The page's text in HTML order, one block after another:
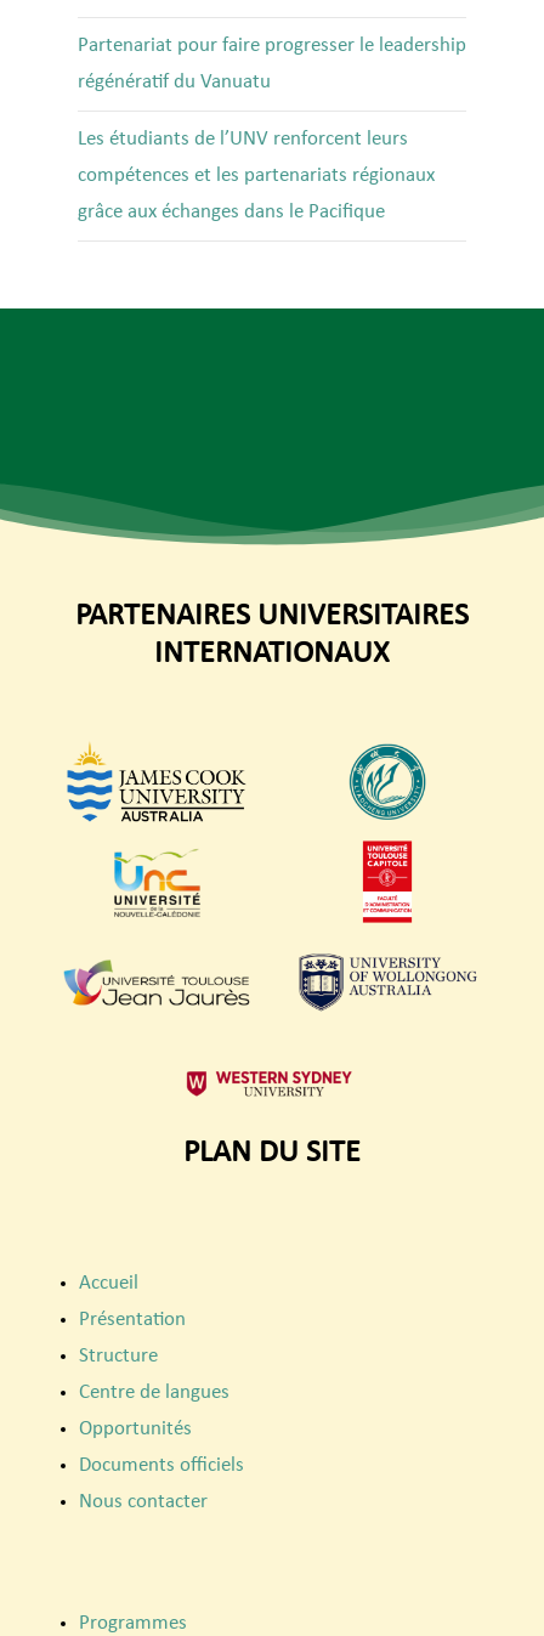
Partenariat pour faire progresser le leadership
régénératif du Vanuatu
Les étudiants de l’UNV renforcent leurs
compétences et les partenariats régionaux
grâce aux échanges dans le Pacifique
PARTENAIRES UNIVERSITAIRES
INTERNATIONAUX
PLAN DU SITE
Accueil
Présentation
Structure
Centre de langues
Opportunités
Documents officiels
Nous contacter
Programmes